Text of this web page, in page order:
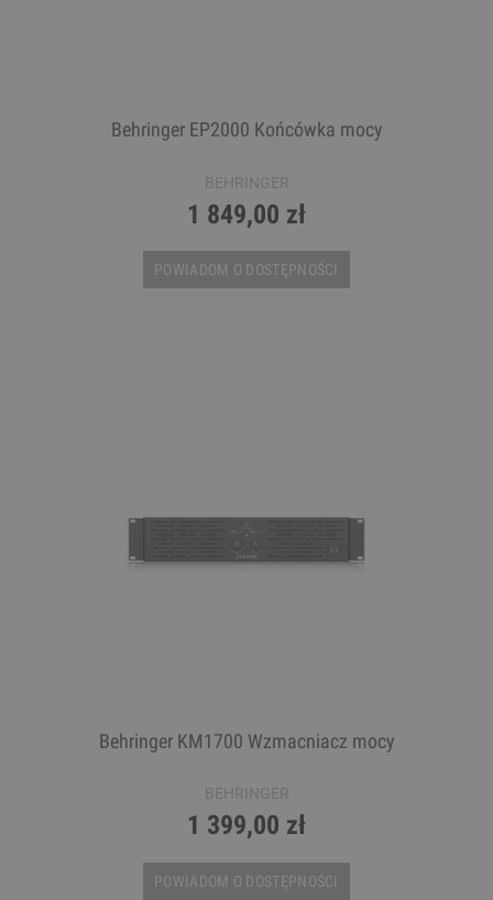
Behringer EP2000 Końcówka mocy
BEHRINGER
1 849,00 zł
POWIADOM O DOSTĘPNOŚCI
Behringer KM1700 Wzmacniacz mocy
BEHRINGER
1 399,00 zł
POWIADOM O DOSTĘPNOŚCI